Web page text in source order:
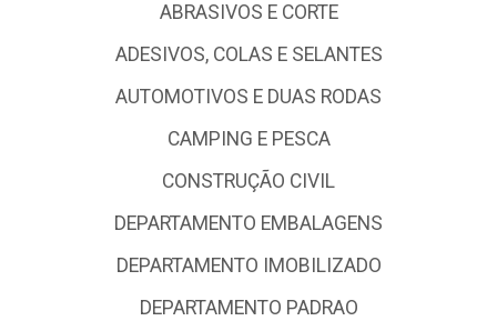
ABRASIVOS E CORTE
ADESIVOS, COLAS E SELANTES
AUTOMOTIVOS E DUAS RODAS
CAMPING E PESCA
CONSTRUÇÃO CIVIL
DEPARTAMENTO EMBALAGENS
DEPARTAMENTO IMOBILIZADO
DEPARTAMENTO PADRAO